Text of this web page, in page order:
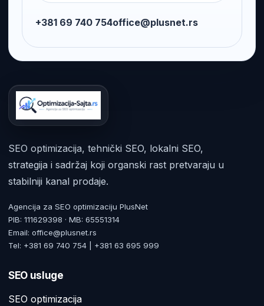
+381 69 740 754office@plusnet.rs
SEO optimizacija, tehnički SEO, lokalni SEO,
strategija i sadržaj koji organski rast pretvaraju u
stabilniji kanal prodaje.
Agencija za SEO optimizaciju PlusNet
PIB: 111629398 · MB: 65551314
Email: office@plusnet.rs
Tel: +381 69 740 754 | +381 63 695 999
SEO usluge
SEO optimizacija